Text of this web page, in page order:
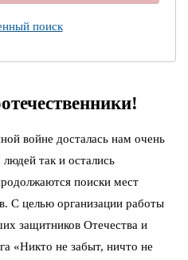
поиск
войне досталась нам очень
так и остались
поиски мест
С целью организации работы
защитников Отечества и
«Никто не забыт, ничто не